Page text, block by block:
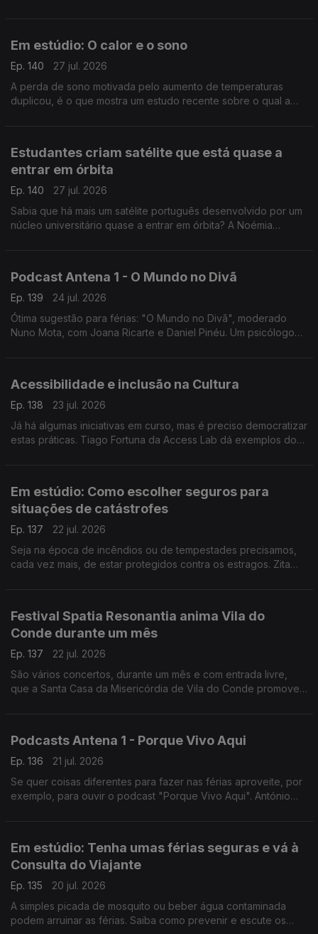
Em estúdio: O calor e o sono
Ep. 140
27 jul. 2026
A perda de sono motivada pelo aumento de temperaturas
duplicou, é o que mostra um estudo recente sobre o qual a
Estudantes criam satélite que está quase a
entrar em órbita
Ep. 140
27 jul. 2026
Sabia que há mais um satélite português desenvolvido por um
núcleo universitário quase a entrar em órbita? A Noémia
Podcast Antena 1 - O Mundo no Divã
Ep. 139
24 jul. 2026
Ótima sugestão para férias: "O Mundo no Divã", moderado
Nuno Mota, com Joana Ricarte e Daniel Pinéu. Um psicólogo
Acessibilidade e inclusão na Cultura
Ep. 138
23 jul. 2026
Já há algumas iniciativas em curso, mas é preciso democratizar
estas práticas. Tiago Fortuna da Access Lab dá exemplos do
Em estúdio: Como escolher seguros para
situações de catástrofes
Ep. 137
22 jul. 2026
Seja na época de incêndios ou de tempestades precisamos,
cada vez mais, de estar protegidos contra os estragos. Zita
Festival Spatia Resonantia anima Vila do
Conde durante um mês
Ep. 137
22 jul. 2026
São vários concertos, durante um mês e com entrada livre,
que a Santa Casa da Misericórdia de Vila do Conde promove.
Podcasts Antena 1 - Porque Vivo Aqui
Ep. 136
21 jul. 2026
Se quer coisas diferentes para fazer nas férias aproveite, por
exemplo, para ouvir o podcast "Porque Vivo Aqui". António
Em estúdio: Tenha umas férias seguras e vá à
Consulta do Viajante
Ep. 135
20 jul. 2026
A simples picada de mosquito ou beber água contaminada
podem arruinar as férias. Saiba como prevenir e escute os